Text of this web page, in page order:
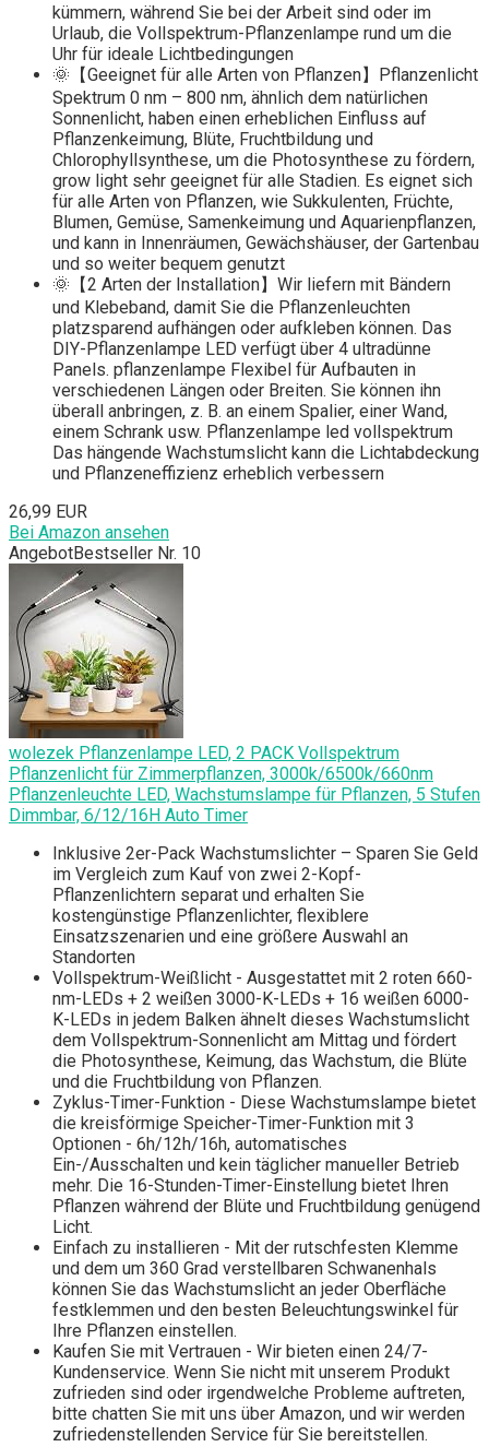
kümmern, während Sie bei der Arbeit sind oder im
Urlaub, die Vollspektrum-Pflanzenlampe rund um die
Uhr für ideale Lichtbedingungen
🌞【Geeignet für alle Arten von Pflanzen】Pflanzenlicht
Spektrum 0 nm – 800 nm, ähnlich dem natürlichen
Sonnenlicht, haben einen erheblichen Einfluss auf
Pflanzenkeimung, Blüte, Fruchtbildung und
Chlorophyllsynthese, um die Photosynthese zu fördern,
grow light sehr geeignet für alle Stadien. Es eignet sich
für alle Arten von Pflanzen, wie Sukkulenten, Früchte,
Blumen, Gemüse, Samenkeimung und Aquarienpflanzen,
und kann in Innenräumen, Gewächshäuser, der Gartenbau
und so weiter bequem genutzt
🌞【2 Arten der Installation】Wir liefern mit Bändern
und Klebeband, damit Sie die Pflanzenleuchten
platzsparend aufhängen oder aufkleben können. Das
DIY-Pflanzenlampe LED verfügt über 4 ultradünne
Panels. pflanzenlampe Flexibel für Aufbauten in
verschiedenen Längen oder Breiten. Sie können ihn
überall anbringen, z. B. an einem Spalier, einer Wand,
einem Schrank usw. Pflanzenlampe led vollspektrum
Das hängende Wachstumslicht kann die Lichtabdeckung
und Pflanzeneffizienz erheblich verbessern
26,99 EUR
Bei Amazon ansehen
AngebotBestseller Nr. 10
wolezek Pflanzenlampe LED, 2 PACK Vollspektrum
Pflanzenlicht für Zimmerpflanzen, 3000k/6500k/660nm
Pflanzenleuchte LED, Wachstumslampe für Pflanzen, 5 Stufen
Dimmbar, 6/12/16H Auto Timer
Inklusive 2er-Pack Wachstumslichter – Sparen Sie Geld
im Vergleich zum Kauf von zwei 2-Kopf-
Pflanzenlichtern separat und erhalten Sie
kostengünstige Pflanzenlichter, flexiblere
Einsatzszenarien und eine größere Auswahl an
Standorten
Vollspektrum-Weißlicht - Ausgestattet mit 2 roten 660-
nm-LEDs + 2 weißen 3000-K-LEDs + 16 weißen 6000-
K-LEDs in jedem Balken ähnelt dieses Wachstumslicht
dem Vollspektrum-Sonnenlicht am Mittag und fördert
die Photosynthese, Keimung, das Wachstum, die Blüte
und die Fruchtbildung von Pflanzen.
Zyklus-Timer-Funktion - Diese Wachstumslampe bietet
die kreisförmige Speicher-Timer-Funktion mit 3
Optionen - 6h/12h/16h, automatisches
Ein-/Ausschalten und kein täglicher manueller Betrieb
mehr. Die 16-Stunden-Timer-Einstellung bietet Ihren
Pflanzen während der Blüte und Fruchtbildung genügend
Licht.
Einfach zu installieren - Mit der rutschfesten Klemme
und dem um 360 Grad verstellbaren Schwanenhals
können Sie das Wachstumslicht an jeder Oberfläche
festklemmen und den besten Beleuchtungswinkel für
Ihre Pflanzen einstellen.
Kaufen Sie mit Vertrauen - Wir bieten einen 24/7-
Kundenservice. Wenn Sie nicht mit unserem Produkt
zufrieden sind oder irgendwelche Probleme auftreten,
bitte chatten Sie mit uns über Amazon, und wir werden
zufriedenstellenden Service für Sie bereitstellen.